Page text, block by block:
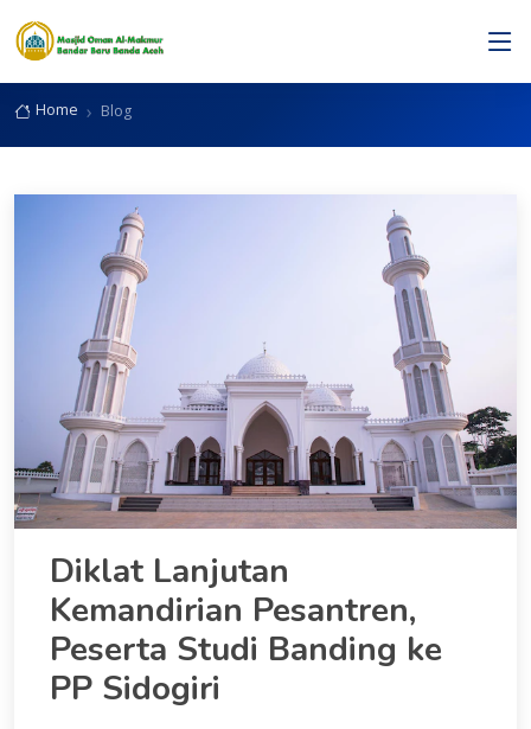
Home Blog
Blog
Diklat Lanjutan
Kemandirian Pesantren,
Peserta Studi Banding ke
PP Sidogiri